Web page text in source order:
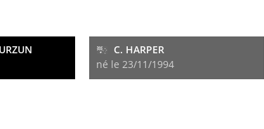
C. HARPER
né le 23/11/1994